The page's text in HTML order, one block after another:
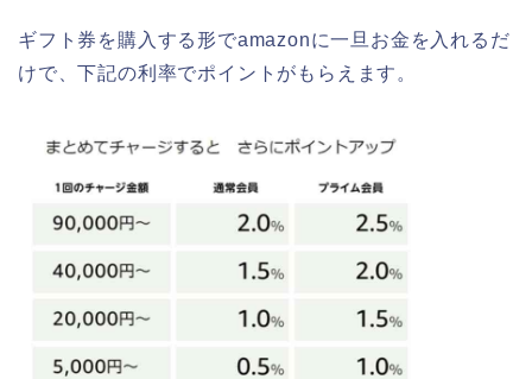
ギフト券を購入する形でamazonに一旦お金を入れるだ
けで、下記の利率でポイントがもらえます。